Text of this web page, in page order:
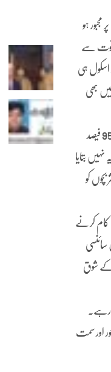
ہو
قوت سے
اسکول ہی
بھی
ہمارے معاشرے میں بچوں کے ذہن میں شروع سے ایک ہی خواب ڈالا جاتا ہے کہ انہیں ڈاکٹر یا انجینئر بننا ہے۔ حالانکہ حقیقت یہ ہے کہ 95 فیصد
بتایا
بچوں کو
کام کرنے
کے شوق
رہے۔
اور سمت